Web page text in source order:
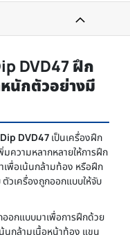
DVD47 ฝึก
นักตัวอย่างมี
DVD47 เป็นเครื่องฝึก
ความหลากหลายให้การฝึก
เพื่อเน้นกล้ามท้อง หรือฝึก
วเครื่องถูกออกแบบให้จับ
ออกแบบมาเพื่อการฝึกด้วย
นกล้ามเนื้อหน้าท้อง แขน